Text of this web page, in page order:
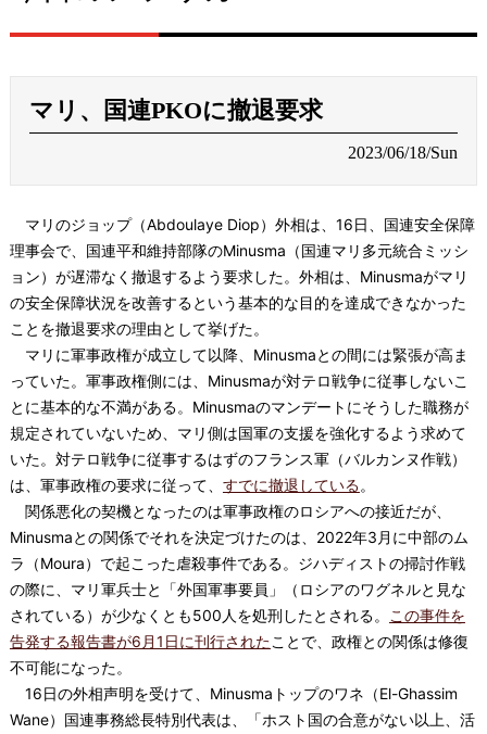
n
マリ、国連PKOに撤退要求
2023/06/18/Sun
マリのジョップ（Abdoulaye Diop）外相は、16日、国連安全保障
理事会で、国連平和維持部隊のMinusma（国連マリ多元統合ミッシ
ョン）が遅滞なく撤退するよう要求した。外相は、Minusmaがマリ
の安全保障状況を改善するという基本的な目的を達成できなかった
ことを撤退要求の理由として挙げた。
マリに軍事政権が成立して以降、Minusmaとの間には緊張が高ま
っていた。軍事政権側には、Minusmaが対テロ戦争に従事しないこ
とに基本的な不満がある。Minusmaのマンデートにそうした職務が
規定されていないため、マリ側は国軍の支援を強化するよう求めて
いた。対テロ戦争に従事するはずのフランス軍（バルカンヌ作戦）
は、軍事政権の要求に従って、 すでに撤退している。
関係悪化の契機となったのは軍事政権のロシアへの接近だが、
Minusmaとの関係でそれを決定づけたのは、2022年3月に中部のム
ラ（Moura）で起こった虐殺事件である。ジハディストの掃討作戦
の際に、マリ軍兵士と「外国軍事要員」（ロシアのワグネルと見な
されている）が少なくとも500人を処刑したとされる。
この事件を
告発する報告書が6月1日に刊行されたことで、政権との関係は修復
不可能になった。
16日の外相声明を受けて、Minusmaトップのワネ（El-Ghassim
Wane）国連事務総長特別代表は、「ホスト国の合意がない以上、活